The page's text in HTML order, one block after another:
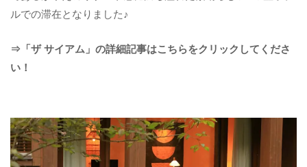
ルでの滞在となりました♪
⇒「ザ サイアム」の詳細記事はこちらをクリックしてくださ
い！